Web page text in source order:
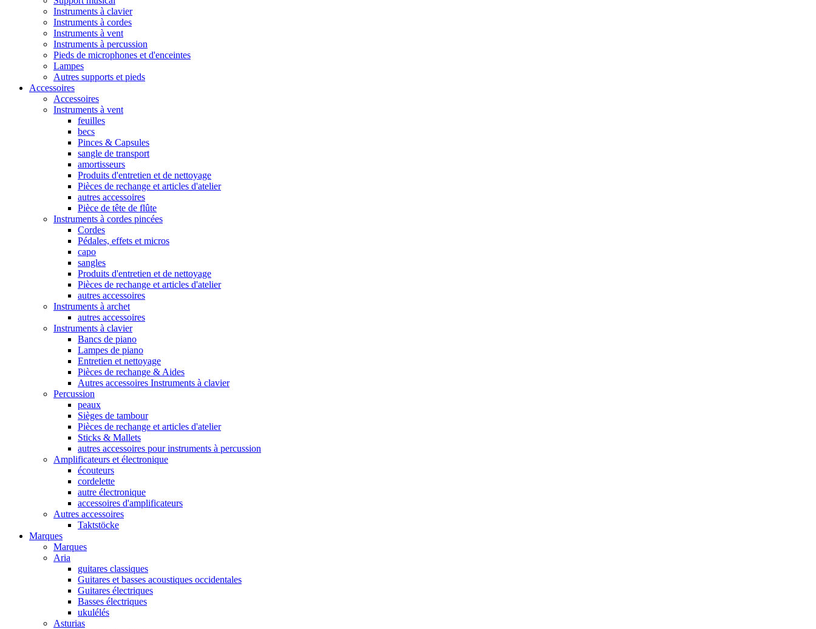
Instruments à clavier
Instruments à cordes
Instruments à vent
Instruments à percussion
Pieds de microphones et d'enceintes
Lampes
Autres supports et pieds
Accessoires
Accessoires
Instruments à vent
feuilles
becs
Pinces & Capsules
sangle de transport
amortisseurs
Produits d'entretien et de nettoyage
Pièces de rechange et articles d'atelier
autres accessoires
Pièce de tête de flûte
Instruments à cordes pincées
Cordes
Pédales, effets et micros
capo
sangles
Produits d'entretien et de nettoyage
Pièces de rechange et articles d'atelier
autres accessoires
Instruments à archet
autres accessoires
Instruments à clavier
Bancs de piano
Lampes de piano
Entretien et nettoyage
Pièces de rechange & Aides
Autres accessoires Instruments à clavier
Percussion
peaux
Sièges de tambour
Pièces de rechange et articles d'atelier
Sticks & Mallets
autres accessoires pour instruments à percussion
Amplificateurs et électronique
écouteurs
cordelette
autre électronique
accessoires d'amplificateurs
Autres accessoires
Taktstöcke
Marques
Marques
Aria
guitares classiques
Guitares et basses acoustiques occidentales
Guitares électriques
Basses électriques
ukulélés
Asturias